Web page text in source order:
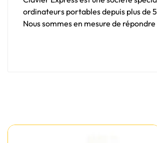
ordinateurs portables depuis plus de
Nous sommes en mesure de